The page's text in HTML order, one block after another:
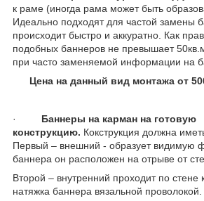
к раме (иногда рама может быть
Идеально подходят для частой замены
происходит быстро и аккуратно. Как
подобных баннеров не превышает
при часто заменяемой информации на
Цена на данный вид монтажа от
· Баннеры на карман на готовую
конструкцию. Кокструкция должна
Первый – внешний - образует видимую
баннера он расположен на отрыве от
Второй – внутренний проходит по стене
натяжка баннера вязальной проволокой.